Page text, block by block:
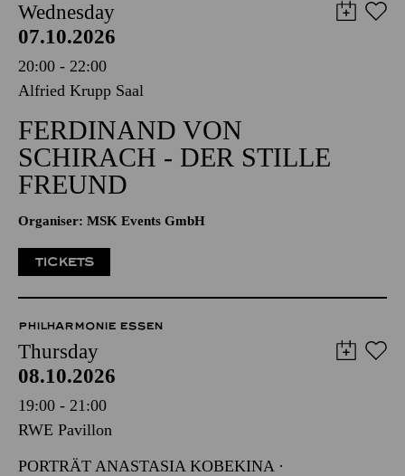
Wednesday
07.10.2026
20:00 - 22:00
Alfried Krupp Saal
FERDINAND VON
SCHIRACH - DER STILLE
FREUND
Organiser: MSK Events GmbH
TICKETS
PHILHARMONIE ESSEN
Thursday
08.10.2026
19:00 - 21:00
RWE Pavillon
PORTRÄT ANASTASIA KOBEKINA ·